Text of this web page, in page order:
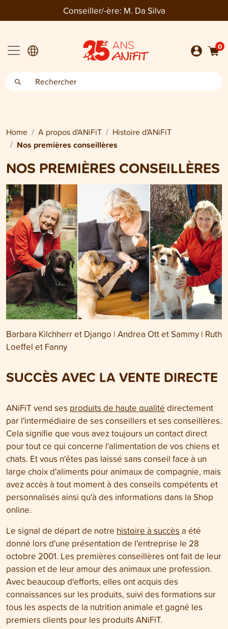
Conseiller/-ère: M. Da Silva
0
Home A propos d'ANiFiT Histoire d'ANiFiT
Nos premières conseillères
NOS PREMIÈRES CONSEILLÈRES
Barbara Kilchherr et Django | Andrea Ott et Sammy | Ruth
Loeffel et Fanny
SUCCÈS AVEC LA VENTE DIRECTE
ANiFiT vend ses produits de haute qualité directement
par l'intermédiaire de ses conseillers et ses conseillères.
Cela signifie que vous avez toujours un contact direct
pour tout ce qui concerne l'alimentation de vos chiens et
chats. Et vous n'êtes pas laissé sans conseil face à un
large choix d'aliments pour animaux de compagnie, mais
avez accès à tout moment à des conseils compétents et
personnalisés ainsi qu'à des informations dans la Shop
online.
Le signal de départ de notre histoire à succès a été
donné lors d'une présentation de l'entreprise le 28
octobre 2001. Les premières conseillères ont fait de leur
passion et de leur amour des animaux une profession.
Avec beaucoup d'efforts, elles ont acquis des
connaissances sur les produits, suivi des formations sur
tous les aspects de la nutrition animale et gagné les
premiers clients pour les produits ANiFiT.